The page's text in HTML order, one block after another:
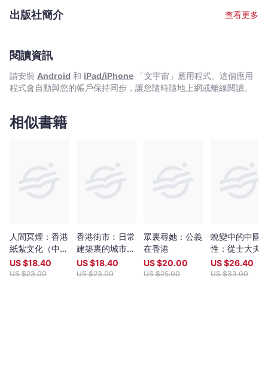
出版社簡介 查看更多
閱讀資訊
請安裝 Android 和 iPad/iPhone 「文宇宙」應用程式。這個應用
程式會自動與您的帳戶保持同步，讓您隨時隨地上網或離線閱讀。
相似書籍
人間冥煙：香港
紙紮文化（中英
雙語） For
Heaven's
US $18.40
US $23.00
香港街市︰日常
建築裏的城市脈
絡（1842-
1981）
US $18.40
US $23.00
眾裏尋她：公義
在香港
US $20.00
US $25.00
蛻變中的中國
性：從士大夫
全球化時代
US $26.40
US $33.00